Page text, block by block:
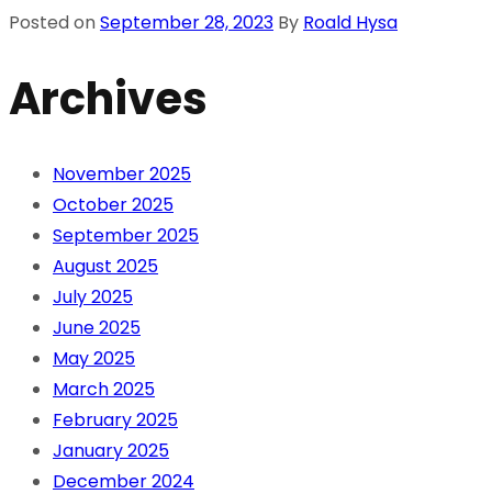
Posted onSeptember 28, 2023 By Roald Hysa
Archives
November 2025
October 2025
September 2025
August 2025
July 2025
June 2025
May 2025
March 2025
February 2025
January 2025
December 2024